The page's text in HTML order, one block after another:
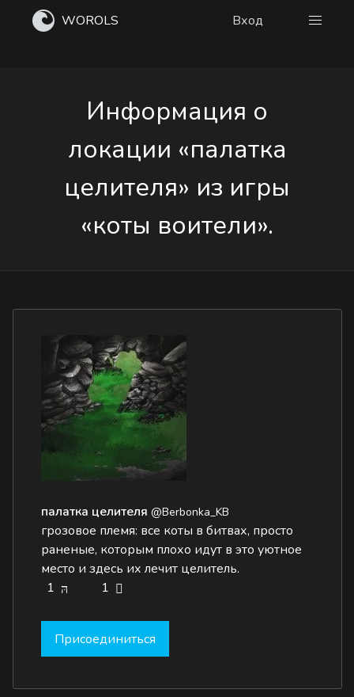
WOROLS Вход
Информация о
локации «палатка
целителя» из игры
«коты воители».
палатка целителя @Berbonka_KB
грозовое племя: все коты в битвах, просто
раненые, которым плохо идут в это уютное
место и здесь их лечит целитель.
1
1
Присоединиться